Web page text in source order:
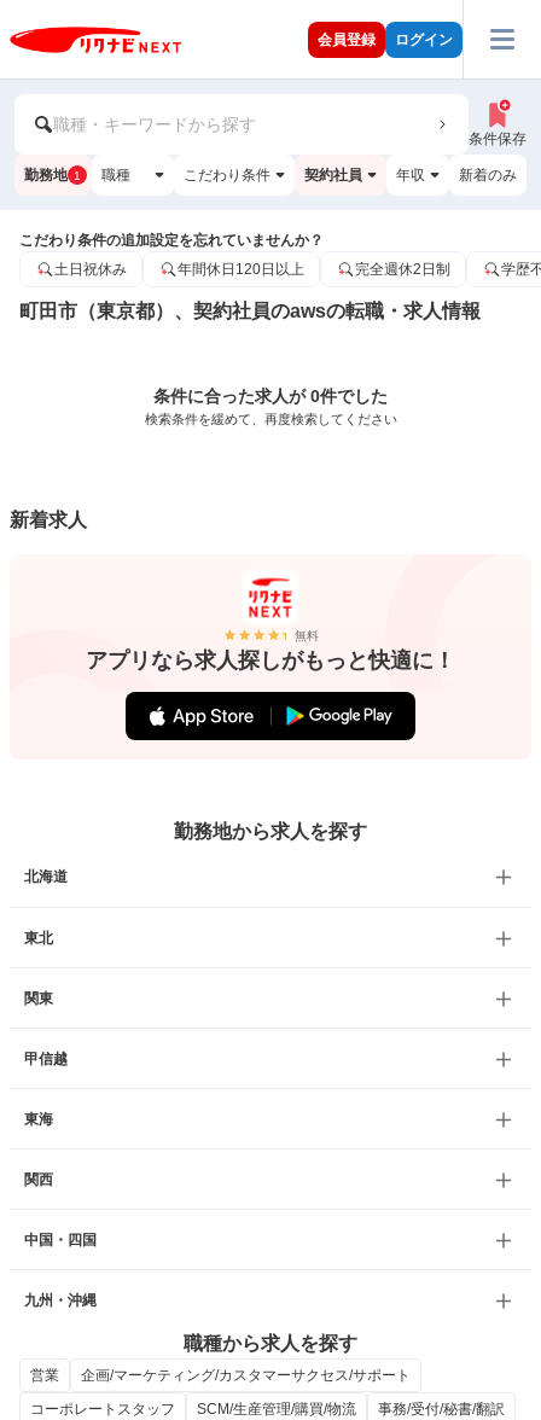
会員登録 ログイン
職種・キーワードから探す
条件保存
勤務地 1 職種 こだわり条件 契約社員 年収 新着のみ
こだわり条件の追加設定を忘れていませんか？
土日祝休み
年間休日120日以上 完全週休2日制 学歴
町田市（東京都）、契約社員のawsの転職・求人情報
条件に合った求人が 0件でした
検索条件を緩めて、再度検索してください
新着求人
無料
アプリなら求人探しがもっと快適に！
勤務地から求人を探す
北海道
東北
関東
甲信越
東海
関西
中国・四国
九州・沖縄
職種から求人を探す
営業
企画/マーケティング/カスタマーサクセス/サポート
コーポレートスタッフ
SCM/生産管理/購買/物流
事務/受付/秘書/翻訳